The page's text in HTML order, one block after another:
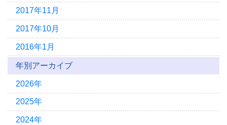
2017年11月
2017年10月
2016年1月
年別アーカイブ
2026年
2025年
2024年